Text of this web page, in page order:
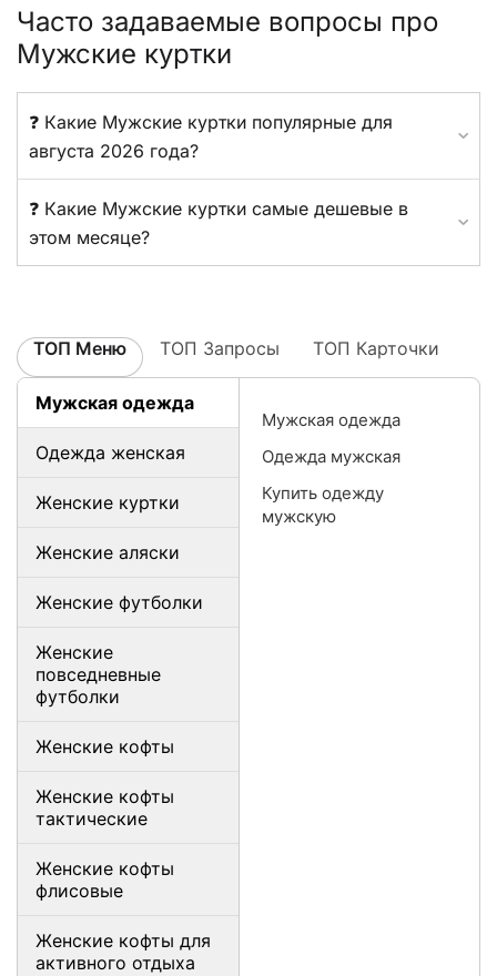
Часто задаваемые вопросы про
Мужские куртки
❓ Какие Мужские куртки популярные для
августа 2026 года?
❓ Какие Мужские куртки самые дешевые в
этом месяце?
ТОП Меню ТОП Запросы ТОП Карточки
Мужская одежда
Одежда женская
Женские куртки
Женские аляски
Женские футболки
Женские
повседневные
футболки
Женские кофты
Женские кофты
тактические
Женские кофты
флисовые
Женские кофты для
активного отдыха
Мужская одежда
Одежда мужская
Купить одежду
мужскую